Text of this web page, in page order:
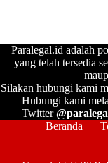
Paralegal.id adalah
yang telah tersedia
Silakan hubungi kami
Hubungi kami
Twitter
Beranda